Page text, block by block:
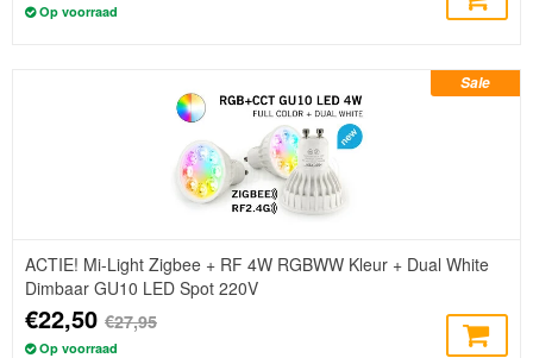
Op voorraad
Sale
ACTIE! Mi-Light Zigbee + RF 4W RGBWW Kleur + Dual White
Dimbaar GU10 LED Spot 220V
€22,50 €27,95
Op voorraad